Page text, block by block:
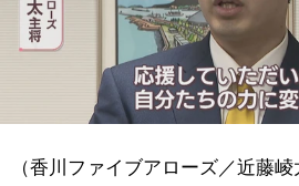
（香川ファイブアローズ／近藤崚